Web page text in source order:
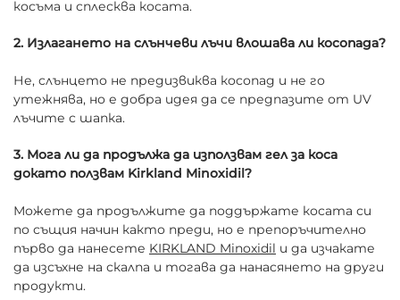
косъма и сплесква косата.
2. Излагането на слънчеви лъчи влошава ли косопада?
Не, слънцето не предизвиква косопад и не го
утежнява, но е добра идея да се предпазите от UV
лъчите с шапка.
3. Мога ли да продължа да използвам гел за коса
докато ползвам Kirkland Minoxidil?
Можете да продължите да поддържате косата си
по същия начин както преди, но е препоръчително
първо да нанесете KIRKLAND Minoxidil и да изчакате
да изсъхне на скалпа и тогава да нанасянето на други
продукти.